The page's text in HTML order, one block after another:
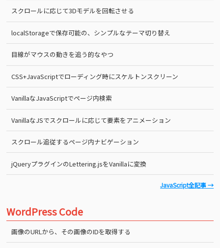
スクロールに応じて3Dモデルを回転させる
localStorageで保存可能の、シンプルなテーマ切り替え
目線がマウスの動きを追う的なやつ
CSS+JavaScriptでローディング時にスケルトンスクリーン
VanillaなJavaScriptでページ内検索
VanillaなJSでスクロールに応じて要素をアニメーション
スクロール追従するページ内ナビゲーション
jQueryプラグインのLettering.jsをVanillaに変換
JavaScript全記事 →
WordPress Code
画像のURLから、その画像のIDを取得する